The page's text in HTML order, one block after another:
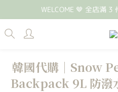
WELCOME 🤎 全店滿 3
韓國代購｜Snow
Backpack 9L 防潑